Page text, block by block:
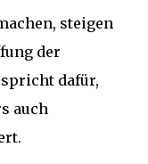
steigen
der
dafür,
auch